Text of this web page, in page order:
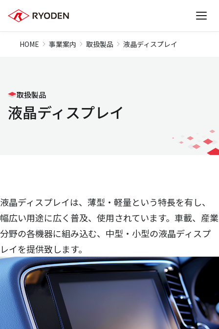
HOME 事業案内 取扱製品 液晶ディスプレイ
取扱製品
液晶ディスプレイ
液晶ディスプレイは、薄型・軽量という特長を有し、
幅広い用途に広く普及、使用されています。車載、産業
分野の各機器に組み込む、中型・小型の液晶ディスプ
レイを提供致します。